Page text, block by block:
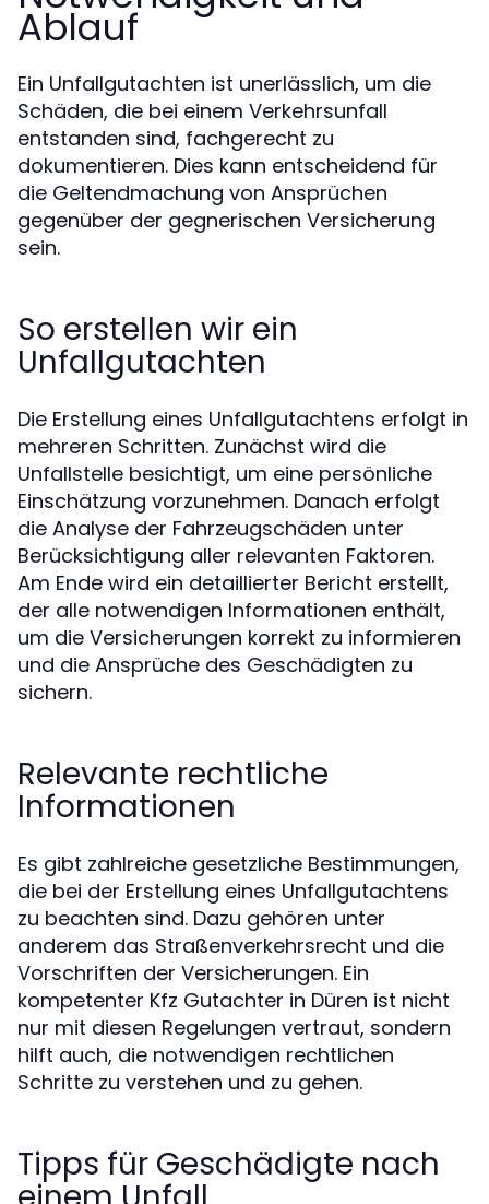
Ablauf
Ein Unfallgutachten ist unerlässlich, um die
Schäden, die bei einem Verkehrsunfall
entstanden sind, fachgerecht zu
dokumentieren. Dies kann entscheidend für
die Geltendmachung von Ansprüchen
gegenüber der gegnerischen Versicherung
sein.
So erstellen wir ein
Unfallgutachten
Die Erstellung eines Unfallgutachtens erfolgt in
mehreren Schritten. Zunächst wird die
Unfallstelle besichtigt, um eine persönliche
Einschätzung vorzunehmen. Danach erfolgt
die Analyse der Fahrzeugschäden unter
Berücksichtigung aller relevanten Faktoren.
Am Ende wird ein detaillierter Bericht erstellt,
der alle notwendigen Informationen enthält,
um die Versicherungen korrekt zu informieren
und die Ansprüche des Geschädigten zu
sichern.
Relevante rechtliche
Informationen
Es gibt zahlreiche gesetzliche Bestimmungen,
die bei der Erstellung eines Unfallgutachtens
zu beachten sind. Dazu gehören unter
anderem das Straßenverkehrsrecht und die
Vorschriften der Versicherungen. Ein
kompetenter Kfz Gutachter in Düren ist nicht
nur mit diesen Regelungen vertraut, sondern
hilft auch, die notwendigen rechtlichen
Schritte zu verstehen und zu gehen.
Tipps für Geschädigte nach